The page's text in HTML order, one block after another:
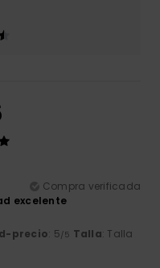
Compra verificada
excelente
precio: 5/5 Talla: Talla